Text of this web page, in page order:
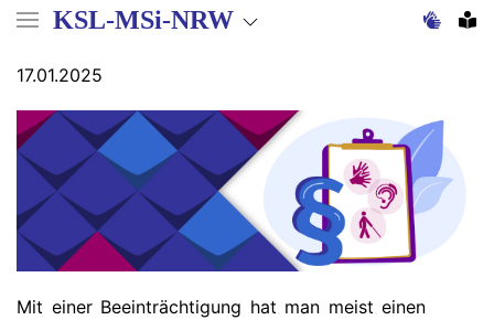
Direkt
Inhalt
KSL-MSi-NRW
17.01.2025
Mit einer Beeinträchtigung hat man meist einen